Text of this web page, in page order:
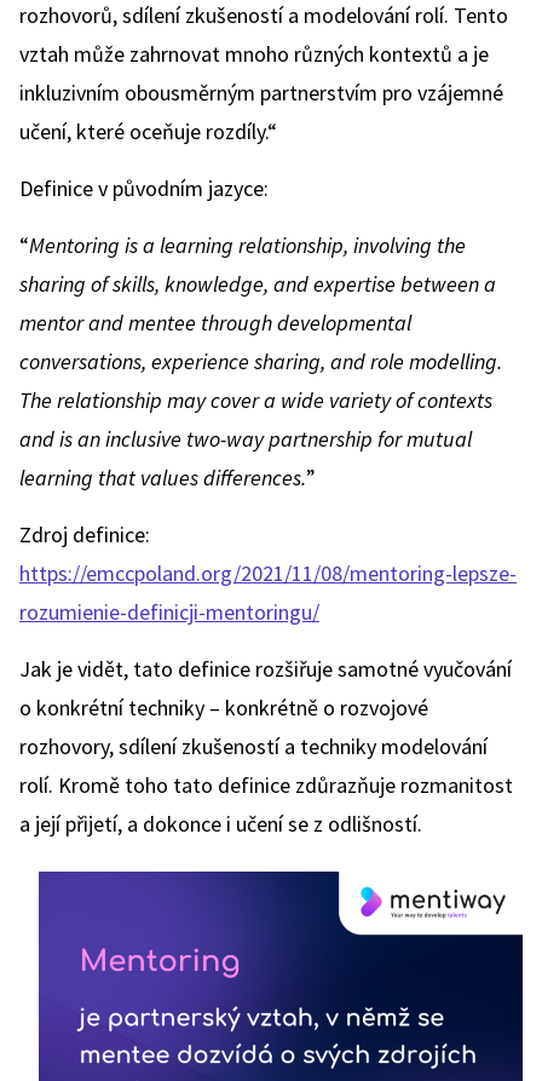
rozhovorů, sdílení zkušeností a modelování rolí. Tento
vztah může zahrnovat mnoho různých kontextů a je
inkluzivním obousměrným partnerstvím pro vzájemné
učení, které oceňuje rozdíly.“
Definice v původním jazyce:
“Mentoring is a learning relationship, involving the
sharing of skills, knowledge, and expertise between a
mentor and mentee through developmental
conversations, experience sharing, and role modelling.
The relationship may cover a wide variety of contexts
and is an inclusive two-way partnership for mutual
learning that values differences.”
Zdroj definice:
https://emccpoland.org/2021/11/08/mentoring-lepsze-
rozumienie-definicji-mentoringu/
Jak je vidět, tato definice rozšiřuje samotné vyučování
o konkrétní techniky – konkrétně o rozvojové
rozhovory, sdílení zkušeností a techniky modelování
rolí. Kromě toho tato definice zdůrazňuje rozmanitost
a její přijetí, a dokonce i učení se z odlišností.